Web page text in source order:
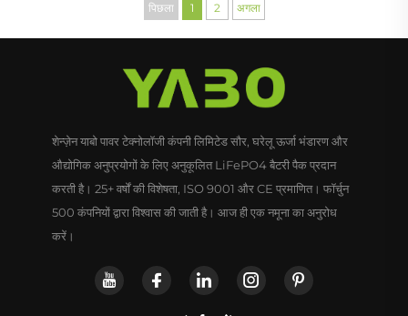
पिछला 1 2 अगला
शेन्ज़ेन याबो पावर टेक्नोलॉजी कंपनी लिमिटेड सौर, घरेलू ऊर्जा भंडारण और
औद्योगिक अनुप्रयोगों के लिए अनुकूलित LiFePO4 बैटरी पैक प्रदान
करती है। 25+ वर्षों की विशेषता, ISO 9001 और CE प्रमाणित। फॉर्चुन
500 कंपनियों द्वारा विश्वास की जाती है। आज ही एक नमूना का अनुरोध
करें।